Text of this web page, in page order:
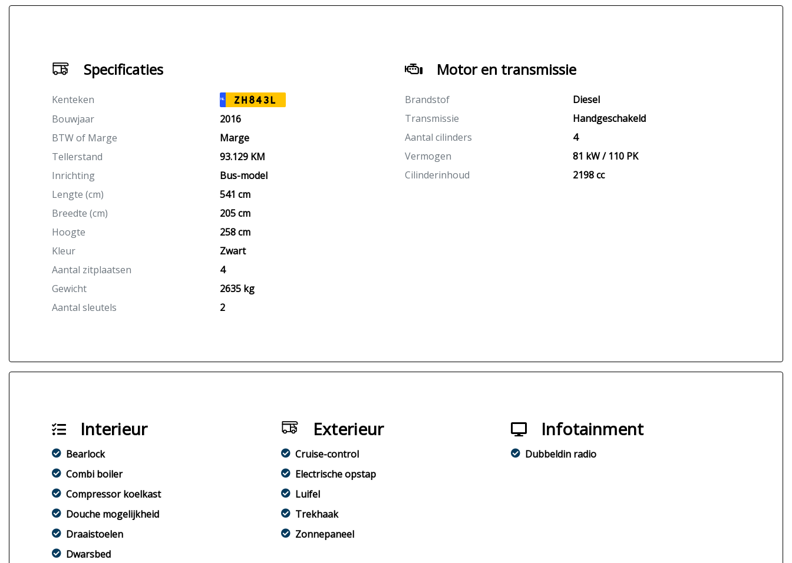
Specificaties
Kenteken NL ZH843L
Bouwjaar
2016
BTW of Marge
Marge
Tellerstand
93.129 KM
Inrichting
Bus-model
Lengte (cm)
541 cm
Breedte (cm)
205 cm
Hoogte
258 cm
Kleur
Zwart
Aantal zitplaatsen
4
Gewicht
2635 kg
Aantal sleutels
2
Motor en transmissie
Brandstof
Diesel
Transmissie
Handgeschakeld
Aantal cilinders
4
Vermogen
81 kW / 110 PK
Cilinderinhoud
2198 cc
Interieur
Bearlock
Combi boiler
Compressor koelkast
Douche mogelijkheid
Draaistoelen
Dwarsbed
Exterieur
Cruise-control
Electrische opstap
Luifel
Trekhaak
Zonnepaneel
Infotainment
Dubbeldin radio